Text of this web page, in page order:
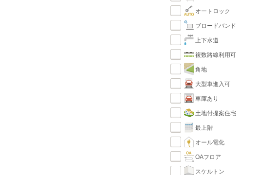
オートロック
ブロードバンド
上下水道
複数路線利用可
角地
大型車進入可
車庫あり
土地付提案住宅
最上階
オール電化
OAフロア
スケルトン